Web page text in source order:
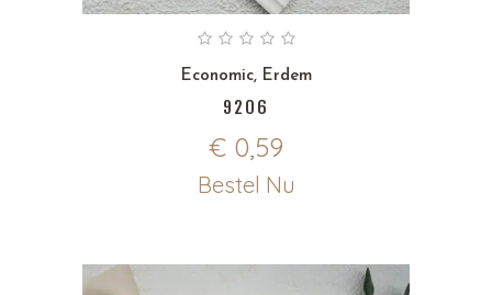
Economic, Erdem
9206
€ 0,59
Bestel Nu